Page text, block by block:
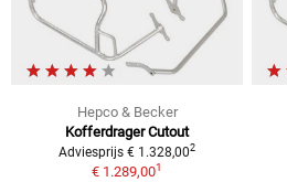
Hepco & Becker
Kofferdrager Cutout
Adviesprijs € 1.328,002
€ 1.289,001